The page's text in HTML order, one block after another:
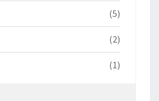
(5)
(2)
(1)